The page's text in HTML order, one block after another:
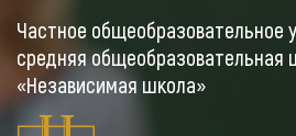
Частное общеобразовательное
средняя общеобразовательная
«Независимая школа»